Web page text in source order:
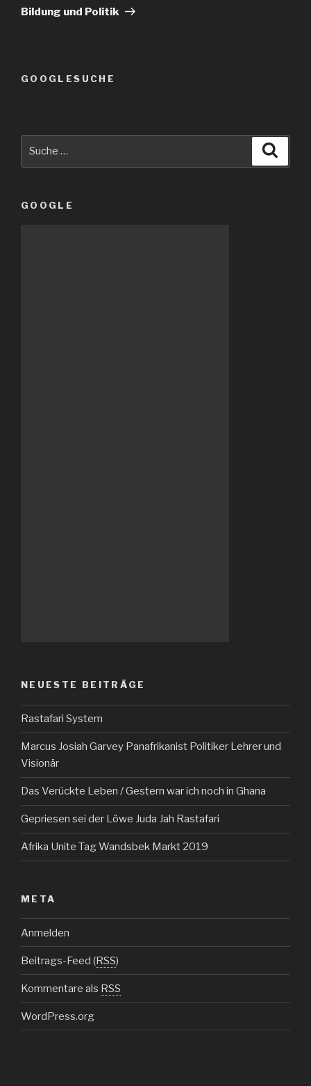
Beitrag
Bildung und Politik
GOOGLESUCHE
GOOGLE
NEUESTE BEITRÄGE
Rastafari System
Marcus Josiah Garvey Panafrikanist Politiker Lehrer und
Visionär
Das Verückte Leben / Gestern war ich noch in Ghana
Gepriesen sei der Löwe Juda Jah Rastafari
Afrika Unite Tag Wandsbek Markt 2019
META
Anmelden
Beitrags-Feed (RSS)
Kommentare als RSS
WordPress.org